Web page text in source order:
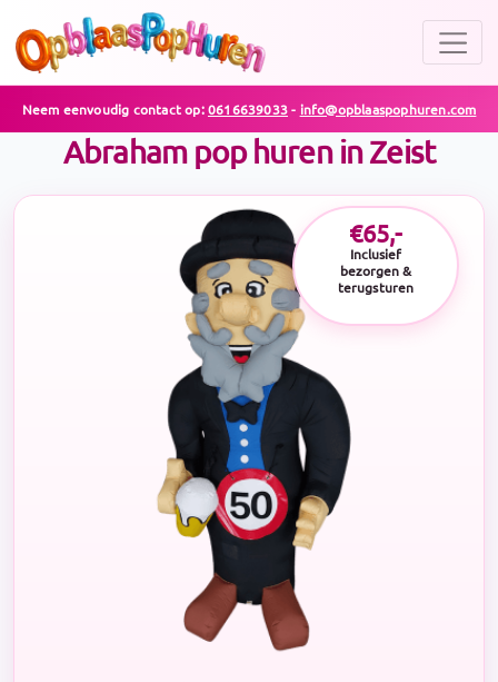
Neem eenvoudig contact op:0616639033- info@opblaaspophuren.com
Abraham pop huren in Zeist
€65,-
Inclusief
bezorgen &
terugsturen